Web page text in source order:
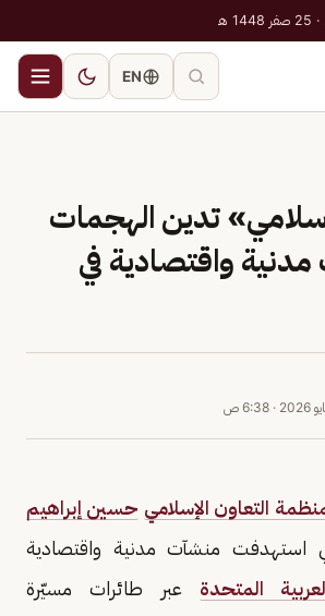
EN
تدين الهجمات
واقتصادية في
· 6:38 ص
التعاون الإسلامي حسين إبراهيم
استهدفت منشآت مدنية واقتصادية
المتحدة عبر طائرات مسيّرة